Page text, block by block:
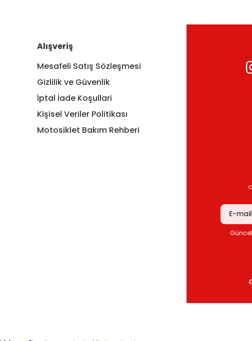
Alışveriş
Mesafeli Satış Sözleşmesi
Gizlilik ve Güvenlik
İptal İade Koşullari
Kişisel Veriler Politikası
Motosiklet Bakım Rehberi